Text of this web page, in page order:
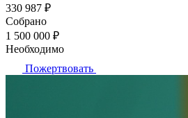
330 987 ₽
Собрано
1 500 000 ₽
Необходимо
Пожертвовать